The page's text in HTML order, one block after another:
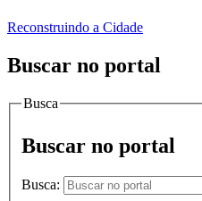
Reconstruindo a Cidade
Buscar no portal
Busca
Buscar no portal
Busca: